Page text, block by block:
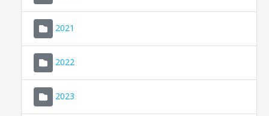
2021
2022
2023